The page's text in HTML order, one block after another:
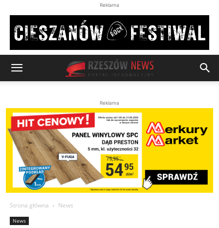
Reklama
Reklama
Strona główna News
News